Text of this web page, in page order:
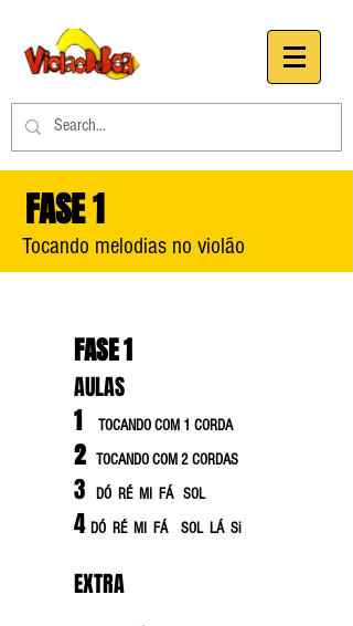
Tocando melodias no violão
FASE 1
FASE 1
AULAS
1 TOCANDO COM 1 CORDA
2 TOCANDO COM 2 CORDAS
3 DÓ RÉ MI FÁ SOL
4 DÓ RÉ MI FÁ SOL LÁ Si
EXTRA